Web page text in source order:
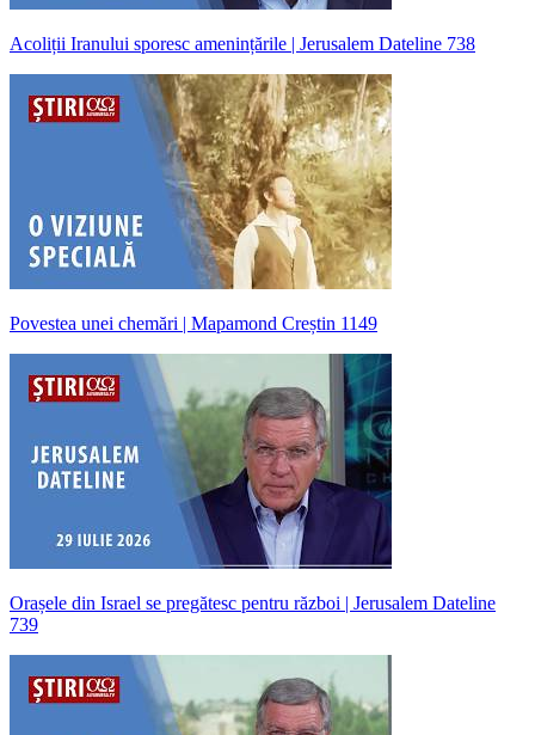
Acoliții Iranului sporesc amenințările | Jerusalem Dateline 738
Povestea unei chemări | Mapamond Creștin 1149
Orașele din Israel se pregătesc pentru război | Jerusalem Dateline
739